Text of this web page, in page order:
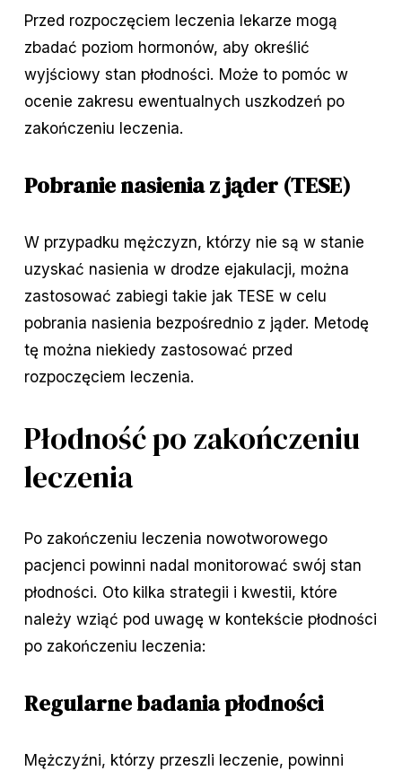
Przed rozpoczęciem leczenia lekarze mogą
zbadać poziom hormonów, aby określić
wyjściowy stan płodności. Może to pomóc w
ocenie zakresu ewentualnych uszkodzeń po
zakończeniu leczenia.
Pobranie nasienia z jąder (TESE)
W przypadku mężczyzn, którzy nie są w stanie
uzyskać nasienia w drodze ejakulacji, można
zastosować zabiegi takie jak TESE w celu
pobrania nasienia bezpośrednio z jąder. Metodę
tę można niekiedy zastosować przed
rozpoczęciem leczenia.
Płodność po zakończeniu
leczenia
Po zakończeniu leczenia nowotworowego
pacjenci powinni nadal monitorować swój stan
płodności. Oto kilka strategii i kwestii, które
należy wziąć pod uwagę w kontekście płodności
po zakończeniu leczenia:
Regularne badania płodności
Mężczyźni, którzy przeszli leczenie, powinni